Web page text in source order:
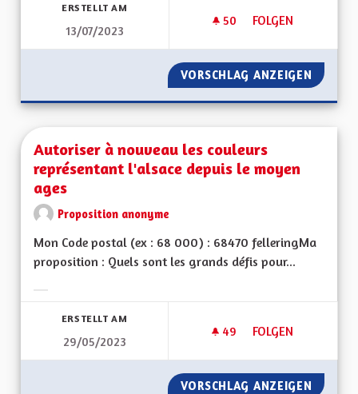
ERSTELLT AM
13/07/2023
50 50 FOLLOWER
FOLGEN
AUTORISATION
VORSCHLAG ANZEIGEN
Autoriser à nouveau les couleurs
représentant l'alsace depuis le moyen
ages
Proposition anonyme
Mon Code postal (ex : 68 000) : 68470 felleringMa
proposition : Quels sont les grands défis pour...
ERSTELLT AM
29/05/2023
49 49 FOLLOWER
FOLGEN
AUTORISER À
VORSCHLAG ANZEIGEN